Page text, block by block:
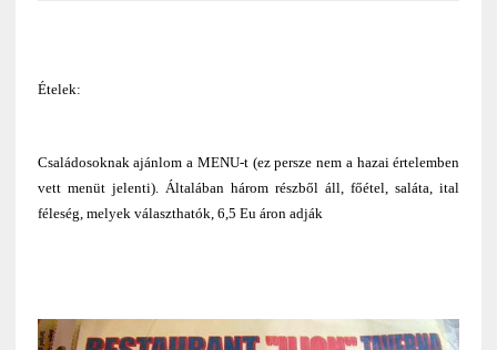
Ételek:
Családosoknak ajánlom a MENU-t (ez persze nem a hazai értelemben
vett menüt jelenti). Általában három részből áll, főétel, saláta, ital
féleség, melyek választhatók, 6,5 Eu áron adják